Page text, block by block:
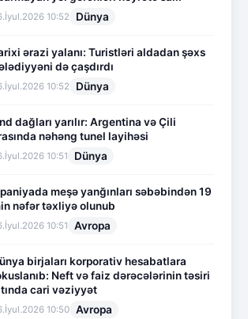
10:52 Dünya
ərazi yalanı: Turistləri aldadan şəxs
də çaşdırdı
10:52 Dünya
dağları yarılır: Argentina və Çili
nəhəng tunel layihəsi
10:51 Dünya
meşə yanğınları səbəbindən 19
nəfər təxliyə olunub
10:51 Avropa
birjaları korporativ hesabatlara
Neft və faiz dərəcələrinin təsiri
cari vəziyyət
10:50 Avropa